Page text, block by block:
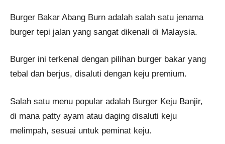
Burger Bakar Abang Burn adalah salah satu jenama
burger tepi jalan yang sangat dikenali di Malaysia.
Burger ini terkenal dengan pilihan burger bakar yang
tebal dan berjus, disaluti dengan keju premium.
Salah satu menu popular adalah Burger Keju Banjir,
di mana patty ayam atau daging disaluti keju
melimpah, sesuai untuk peminat keju.